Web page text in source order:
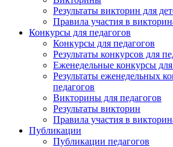
осень. Ветер с клёна листья сбросил.
новый. Жёлто – розовый. Кленовый.
осень. Пожелтел наш сад. Листья на
слыхать весёлых песен соловья,
края. (Егор З.)Дождь, дождь Целый день
Вся земля, вся земля От воды
Ребята, давайте потанцуем вместе с
«Дождик».Дети садятся на
приготовила нам много подарков. Но
сильныйветер и все подарки
Осени разложить подаркив разные
осени».Осень:Я не просто к вам
принесла.Поспевать велю
Результаты викторин для
Правила участия в
Конкурсы для педагогов
Конкурсы для педагогов
Результаты конкурсов для
Еженедельные конкурсы для
Результаты еженедельных
педагогов
Викторины для педагогов
Результаты викторин
Правила участия в
Публикации
Публикации педагогов